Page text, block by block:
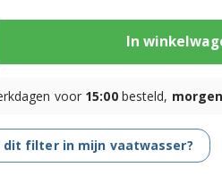
In
voor 15:00besteld, morgen
dit filter in mijn vaatwasser?